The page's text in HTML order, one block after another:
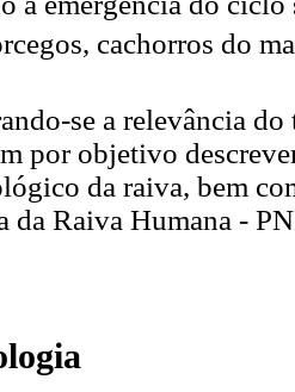
cachorros do
se a relevância do
por objetivo
da raiva, bem
da Raiva Humana -